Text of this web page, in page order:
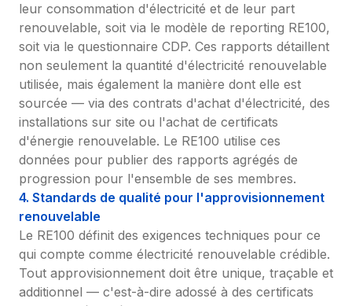
leur consommation d'électricité et de leur part
renouvelable, soit via le modèle de reporting RE100,
soit via le questionnaire CDP. Ces rapports détaillent
non seulement la quantité d'électricité renouvelable
utilisée, mais également la manière dont elle est
sourcée — via des contrats d'achat d'électricité, des
installations sur site ou l'achat de certificats
d'énergie renouvelable. Le RE100 utilise ces
données pour publier des rapports agrégés de
progression pour l'ensemble de ses membres.
4. Standards de qualité pour l'approvisionnement
renouvelable
Le RE100 définit des exigences techniques pour ce
qui compte comme électricité renouvelable crédible.
Tout approvisionnement doit être unique, traçable et
additionnel — c'est-à-dire adossé à des certificats